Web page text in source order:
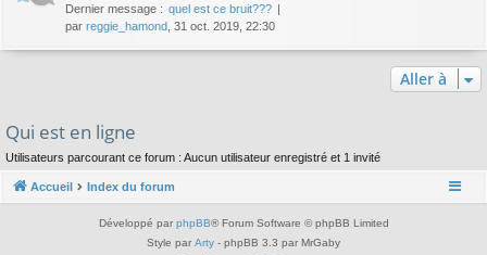
Dernier message : quel est ce bruit???
par reggie_hamond , 31 oct. 2019, 22:30
Aller à
Qui est en ligne
Utilisateurs parcourant ce forum : Aucun utilisateur enregistré et 1 invité
Accueil Index du forum
Développé par phpBB® Forum Software © phpBB Limited
Style par Arty - phpBB 3.3 par MrGaby